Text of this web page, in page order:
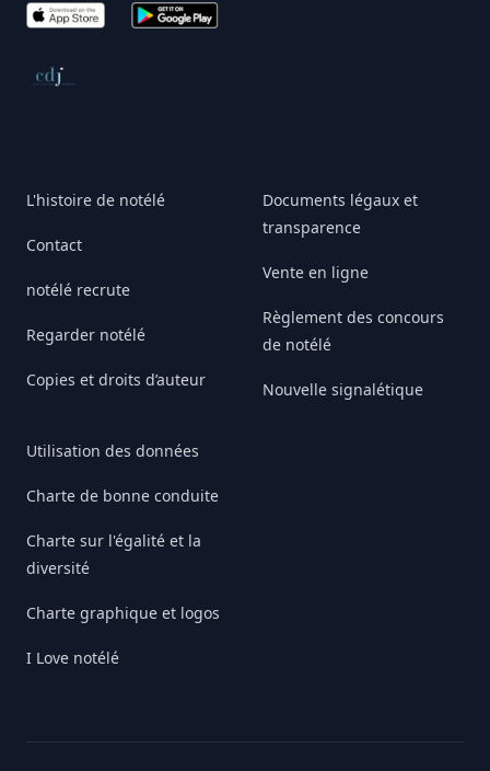
App Store Google Play
Conseil de déontologie journalistique
L'histoire de notélé
Contact
notélé recrute
Regarder notélé
Copies et droits d’auteur
Utilisation des données
Charte de bonne conduite
Charte sur l'égalité et la
diversité
Charte graphique et logos
I Love notélé
Documents légaux et
transparence
Vente en ligne
Règlement des concours
de notélé
Nouvelle signalétique